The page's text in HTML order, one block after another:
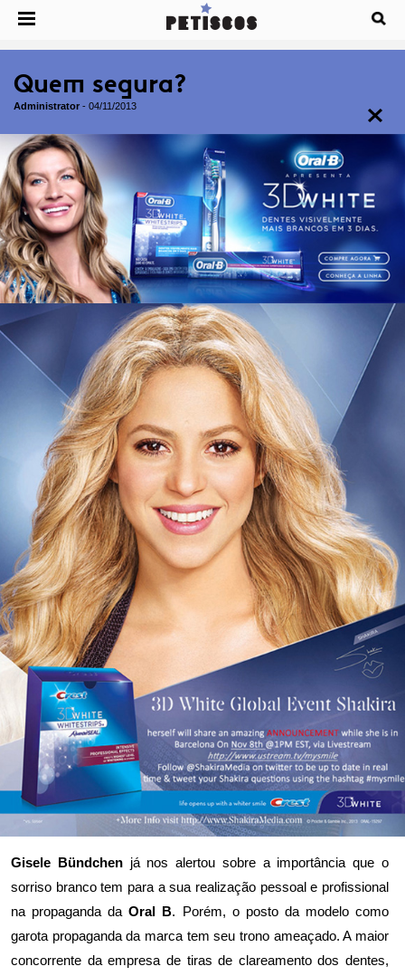
Quem segura?
Administrator - 04/11/2013
Gisele Bündchenjá nos alertou sobre a importância que o
sorriso branco tem para a sua realização pessoal e profissional
na propaganda daOral B. Porém, o posto da modelo como
garota propaganda da marca tem seu trono ameaçado. A maior
concorrente da empresa de tiras de clareamento dos dentes,